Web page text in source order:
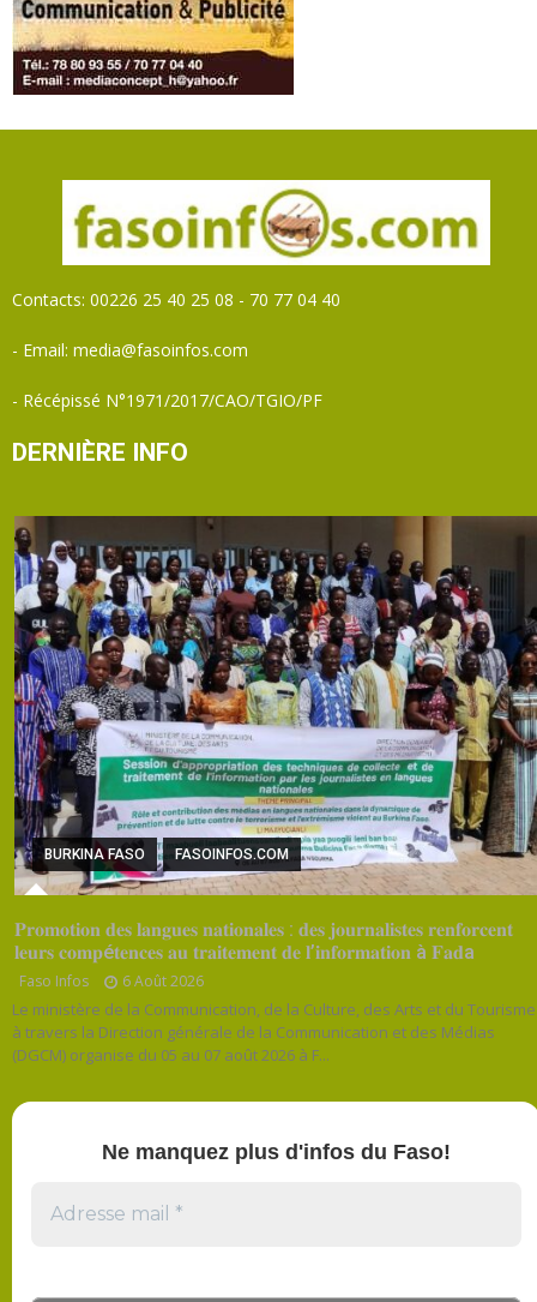
Contacts: 00226 25 40 25 08 - 70 77 04 40
- Email: media@fasoinfos.com
- Récépissé N°1971/2017/CAO/TGIO/PF
DERNIÈRE INFO
BURKINA FASO FASOINFOS.COM
𝐏𝐫𝐨𝐦𝐨𝐭𝐢𝐨𝐧 𝐝𝐞𝐬 𝐥𝐚𝐧𝐠𝐮𝐞𝐬 𝐧𝐚𝐭𝐢𝐨𝐧𝐚𝐥𝐞𝐬 : 𝐝𝐞𝐬 𝐣𝐨𝐮𝐫𝐧𝐚𝐥𝐢𝐬𝐭𝐞𝐬 𝐫𝐞𝐧𝐟𝐨𝐫𝐜𝐞𝐧𝐭
𝐥𝐞𝐮𝐫𝐬 𝐜𝐨𝐦𝐩é𝐭𝐞𝐧𝐜𝐞𝐬 𝐚𝐮 𝐭𝐫𝐚𝐢𝐭𝐞𝐦𝐞𝐧𝐭 𝐝𝐞 𝐥’𝐢𝐧𝐟𝐨𝐫𝐦𝐚𝐭𝐢𝐨𝐧 à 𝐅𝐚𝐝a
Faso Infos 6 Août 2026
Le ministère de la Communication, de la Culture, des Arts et du Tourisme
à travers la Direction générale de la Communication et des Médias
(DGCM) organise du 05 au 07 août 2026 à F...
Ne manquez plus d'infos du Faso!